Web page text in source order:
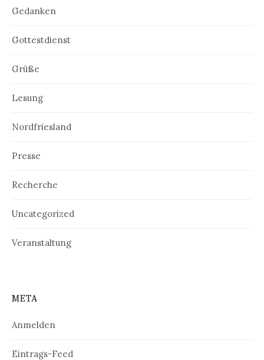
Gedanken
Gottestdienst
Grüße
Lesung
Nordfriesland
Presse
Recherche
Uncategorized
Veranstaltung
META
Anmelden
Eintrags-Feed